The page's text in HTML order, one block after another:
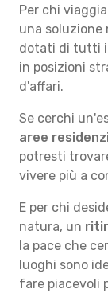
Per chi
una soluzione
dotati di tutti i
in posizioni
d'affari.
Se cerchi
aree
potresti
vivere più a
E per chi
natura, un
la pace che
luoghi sono
fare piacevoli